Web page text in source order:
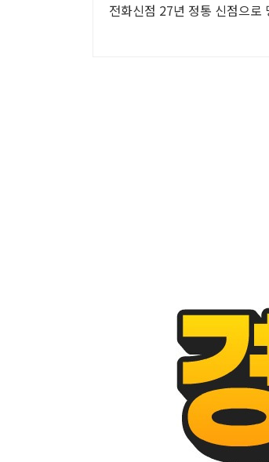
전화신점 27년 정통 신점으로